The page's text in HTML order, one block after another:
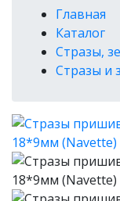
Главная
Каталог
Стразы,
Стразы и